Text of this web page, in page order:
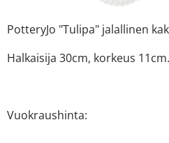
PotteryJo "Tulipa" jalallinen
Halkaisija 30cm, korkeus 11cm.
Vuokraushinta: